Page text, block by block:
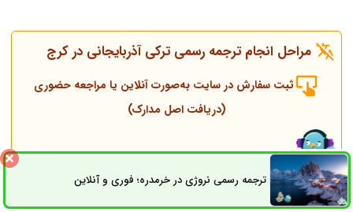
مراحل انجام ترجمه رسمی ترکی آذربایجانی در کرج
ثبت سفارش در سایت به‌صورت آنلاین یا مراجعه حضوری
(دریافت اصل مدارک)
تماس همکاران و مشاوره قبل از انجام ترجمه
انجام ترجمه، مهر و پلمپ توسط مترجم رسمی
ترجمه رسمی نروژی در خرمدره؛ فوری و آنلاینثبت سفارش راه های ارتباطی